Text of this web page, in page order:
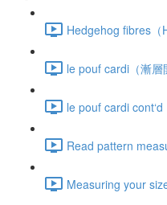
Hedgehog fibres（
le pouf cardi（漸
le pouf cardi
Read pattern
Measuring your